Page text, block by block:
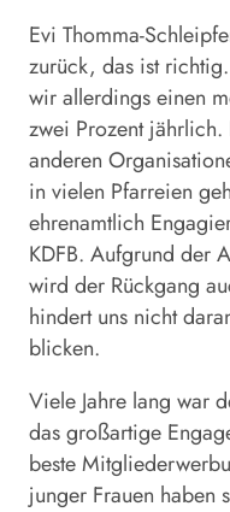
Evi Thomma-
zurück, das ist richtig.
wir allerdings einen
zwei Prozent
anderen
in vielen Pfarreien
ehrenamtlich
KDFB. Aufgrund der
wird der Rückgang
hindert uns nicht
blicken.
Viele Jahre lang war
das großartige
beste
junger Frauen haben